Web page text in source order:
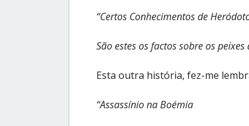
“Certos Conhecimentos de
São estes os factos sobre os peixes
Esta outra história, fez-me
“Assassínio na Boémia